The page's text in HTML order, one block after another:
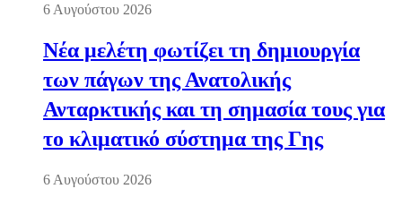
6 Αυγούστου 2026
Νέα μελέτη φωτίζει τη δημιουργία
των πάγων της Ανατολικής
Ανταρκτικής και τη σημασία τους για
το κλιματικό σύστημα της Γης
6 Αυγούστου 2026